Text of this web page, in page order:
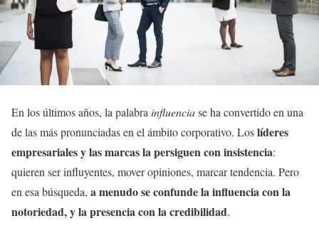
En los últimos años, la palabra influenciase ha convertido en una
de las más pronunciadas en el ámbito corporativo. Loslíderes
empresariales y las marcas la persiguen con insistencia:
quieren ser influyentes, mover opiniones, marcar tendencia. Pero
en esa búsqueda, a menudo se confunde la influencia con la
notoriedad, y la presencia con la credibilidad.